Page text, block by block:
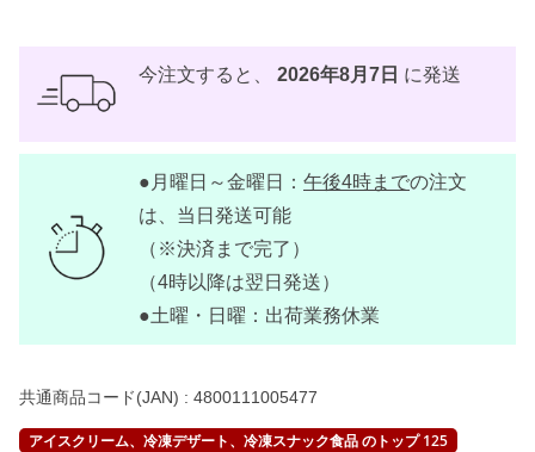
今注文すると、 2026年8月7日 に発送
●月曜日～金曜日： 午後4時までの注文
は、当日発送可能
（※決済まで完了）
（4時以降は翌日発送）
●土曜・日曜：出荷業務休業
共通商品コード(JAN) : 4800111005477
アイスクリーム、冷凍デザート、冷凍スナック食品 のトップ 125